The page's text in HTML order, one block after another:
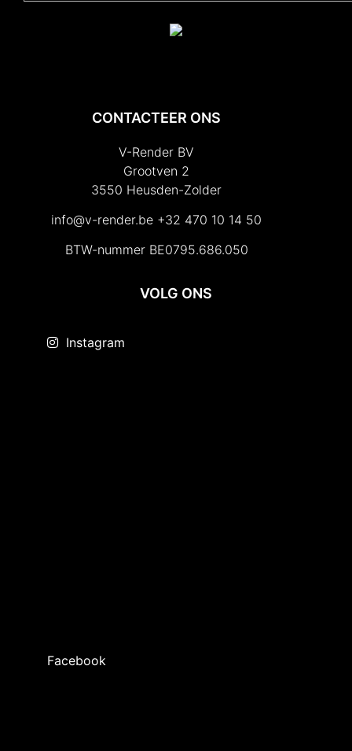
CONTACTEER ONS
V-Render BV
Grootven 2
3550 Heusden-Zolder
info@v-render.be +32 470 10 14 50
BTW-nummer BE0795.686.050
VOLG ONS
Instagram
Facebook